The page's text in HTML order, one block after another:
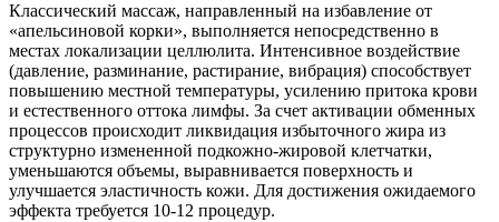
Классический массаж, направленный на избавление от
«апельсиновой корки», выполняется непосредственно в
местах локализации целлюлита. Интенсивное воздействие
(давление, разминание, растирание, вибрация) способствует
повышению местной температуры, усилению притока крови
и естественного оттока лимфы. За счет активации обменных
процессов происходит ликвидация избыточного жира из
структурно измененной подкожно-жировой клетчатки,
уменьшаются объемы, выравнивается поверхность и
улучшается эластичность кожи. Для достижения ожидаемого
эффекта требуется 10-12 процедур.